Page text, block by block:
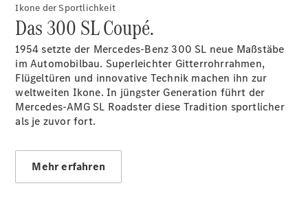
Plug-in-Hybrid Modelle
Limousine
CLA
Elektrisch
CLA
Ikone der Sportlichkeit
Das 300 SL Coupé.
1954 setzte der Mercedes-Benz 300 SL neue Maßstäbe
im Automobilbau. Superleichter Gitterrohrrahmen,
Flügeltüren und innovative Technik machen ihn zur
weltweiten Ikone. In jüngster Generation führt der
Mercedes-AMG SL Roadster diese Tradition sportlicher
als je zuvor fort.
Mehr erfahren